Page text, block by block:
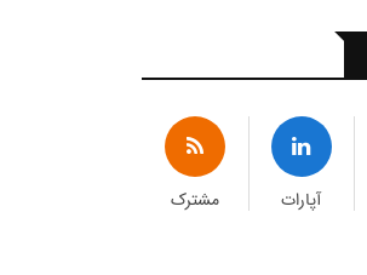
آپارات مشترک